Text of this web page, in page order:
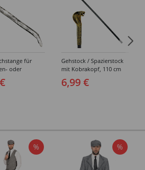
für
oder
ca.
Gehstock / Spazierstock
mit Kobrakopf, 110 cm
6,99 €
% %